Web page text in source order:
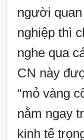
người
nghiệp thì
nghe qua
CN này
“mỏ vàng
nằm ngay
kinh tế